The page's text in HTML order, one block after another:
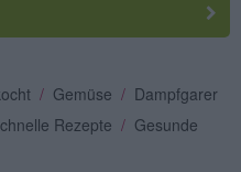
/ Gemüse / Dampfgarer
Rezepte / Gesunde